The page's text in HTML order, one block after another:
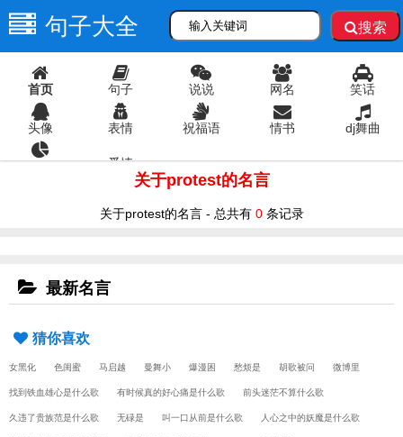
句子大全 搜索
首页 句子 说说 网名 笑话
头像 表情 祝福语 情书 dj舞曲
爱情
关于protest的名言
关于protest的名言 - 总共有 0条记录
最新名言
猜你喜欢
女黑化 色闺蜜 马启越 曼舞小 爆漫困 愁烦是 胡歌被问 微博里
找到铁血雄心是什么歌 有时候真的好心痛是什么歌 前头迷茫不算什么歌
久违了贵族范是什么歌 无碌是 叫一口从前是什么歌 人心之中的妖魔是什么歌